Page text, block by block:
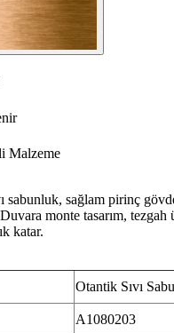
Malzeme
sabunluk, sağlam pirinç
monte tasarım, tezgah
katar.
Otantik Sıvı
A1080203